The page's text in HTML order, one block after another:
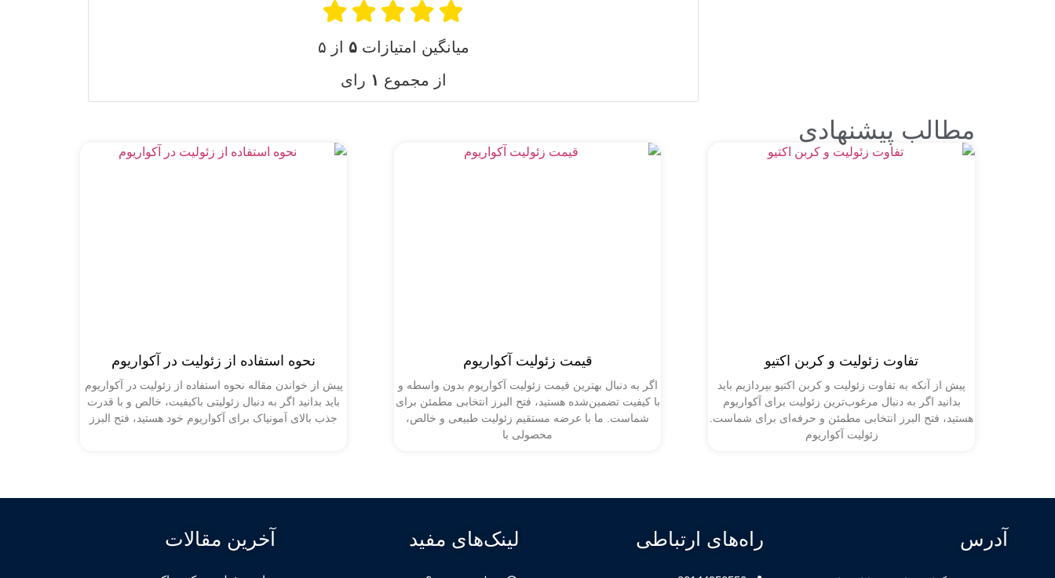
میانگین امتیازات۵ از ۵
از مجموع ۱ رای
مطالب پیشنهادی
تفاوت زئولیت و کربن اکتیو
پیش از آنکه به تفاوت زئولیت و کربن اکتیو بپردازیم باید
بدانید اگر به دنبال مرغوب‌ترین زئولیت برای آکواریوم
هستید، فتح البرز انتخابی مطمئن و حرفه‌ای برای شماست.
زئولیت آکواریوم
قیمت زئولیت آکواریوم
اگر به دنبال بهترین قیمت زئولیت آکواریوم بدون واسطه و
با کیفیت تضمین‌شده هستید، فتح البرز انتخابی مطمئن برای
شماست. ما با عرضه مستقیم زئولیت طبیعی و خالص،
محصولی با
نحوه استفاده از زئولیت در آکواریوم
پیش از خواندن مقاله نحوه استفاده از زئولیت در آکواریوم
باید بدانید اگر به دنبال زئولیتی باکیفیت، خالص و با قدرت
جذب بالای آمونیاک برای آکواریوم خود هستید، فتح البرز
آدرس راه‌های ارتباطی لینک‌های مفید آخرین مقالات